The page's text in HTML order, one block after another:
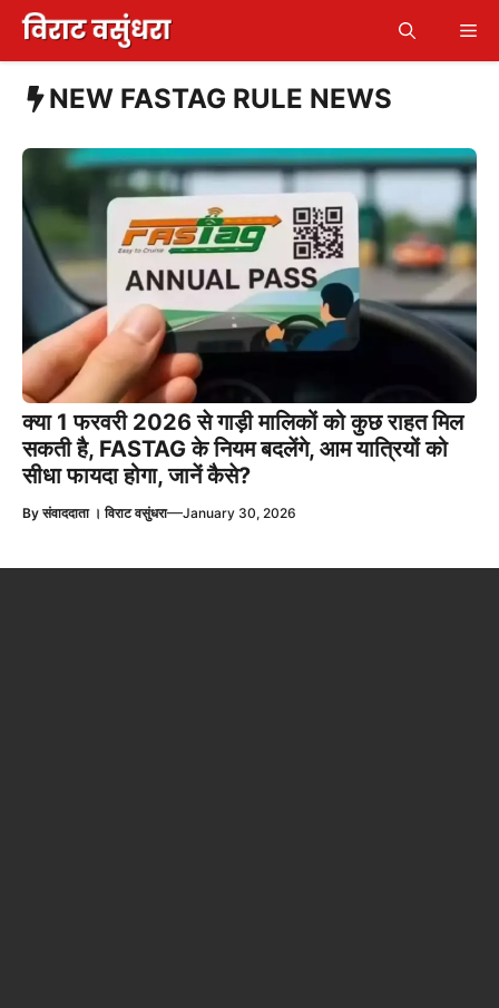
Skip
content
NEW FASTAG RULE NEWS
क्या 1 फरवरी 2026 से गाड़ी मालिकों को कुछ राहत मिल
सकती है, FASTAG के नियम बदलेंगे, आम यात्रियों को
सीधा फायदा होगा, जानें कैसे?
Byसंवाददाता । विराट वसुंधरा—January 30, 2026